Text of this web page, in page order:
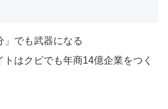
」でも武器になる
はクビでも年商14億企業をつく